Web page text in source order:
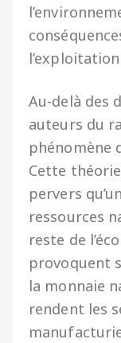
Au-delà des
auteurs du
phénomène
Cette
pervers
ressources
reste de
provoquent
la monnaie
rendent les